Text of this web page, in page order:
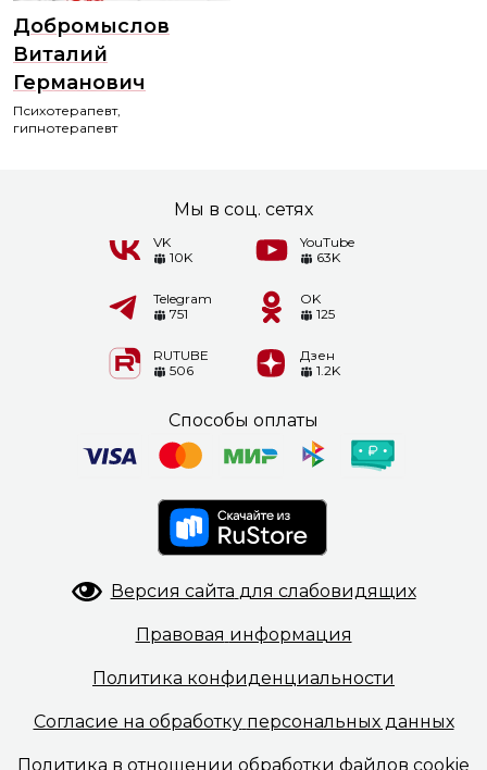
Добромыслов
Виталий
Германович
Психотерапевт,
гипнотерапевт
Мы в соц. сетях
VK
10K
YouTube
63K
Telegram
751
OK
125
RUTUBE
506
Дзен
1.2K
Способы оплаты
Версия сайта для слабовидящих
Правовая информация
Политика конфиденциальности
Согласие на обработку персональных данных
Политика в отношении обработки файлов cookie